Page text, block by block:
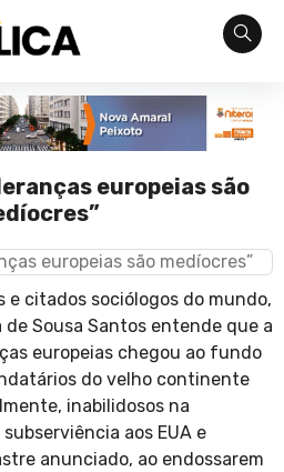
europeias são
e citados sociólogos do mundo,
Sousa Santos entende que a
europeias chegou ao fundo
do velho continente
inabilidosos na
aos EUA e
anunciado, ao endossarem